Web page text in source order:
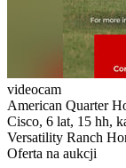
videocam
American Quarter
Cisco, 6 lat, 15 hh,
Versatility Ranch
Oferta na aukcji